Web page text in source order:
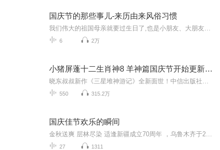
国庆节的那些事儿-来历由来风俗习惯
6 2万
小猪屏蓬十二生肖神8 羊神篇国庆节开始更新啦！
550 315.2万
国庆佳节欢乐的瞬间
27 1311